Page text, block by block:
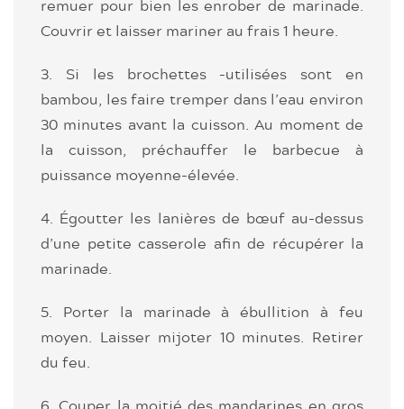
remuer pour bien les enrober de marinade.
Couvrir et laisser mariner au frais 1 heure.
3. Si les brochettes -utilisées sont en
bambou, les faire tremper dans l’eau environ
30 minutes avant la cuisson. Au moment de
la cuisson, préchauffer le barbecue à
puissance moyenne-élevée.
4. Égoutter les lanières de bœuf au-dessus
d’une petite casserole afin de récupérer la
marinade.
5. Porter la marinade à ébullition à feu
moyen. Laisser mijoter 10 minutes. Retirer
du feu.